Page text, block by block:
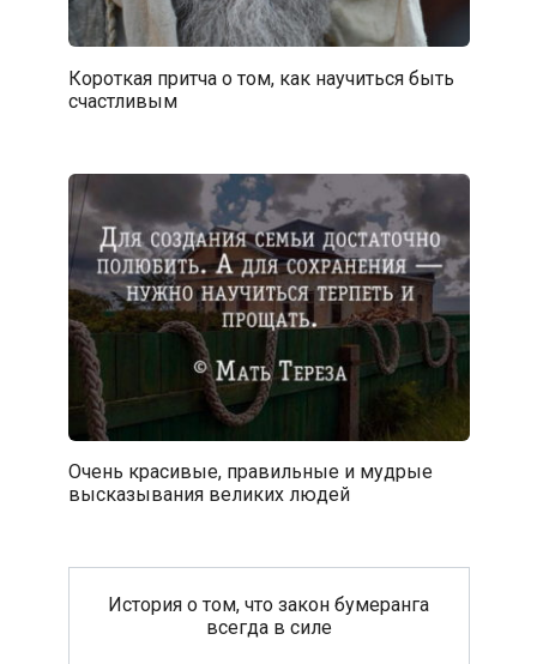
Короткая притча о том, как научиться быть
счастливым
Очень красивые, правильные и мудрые
высказывания великих людей
История о том, что закон бумеранга
всегда в силе